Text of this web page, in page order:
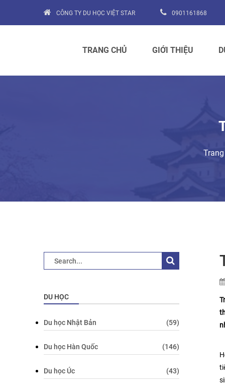
CÔNG TY DU HỌC VIỆT STAR 0901161868
TRANG CHỦ GIỚI THIỆU
DU HỌC
Du học Nhật Bản (59)
Du học Hàn Quốc (146)
Du học Úc (43)